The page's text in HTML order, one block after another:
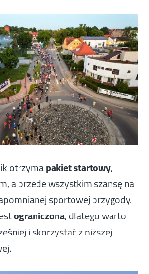
otrzymapakiet startowy,
a przede wszystkim szansę na
sportowej przygody.
ograniczona, dlatego warto
i skorzystać z niższej